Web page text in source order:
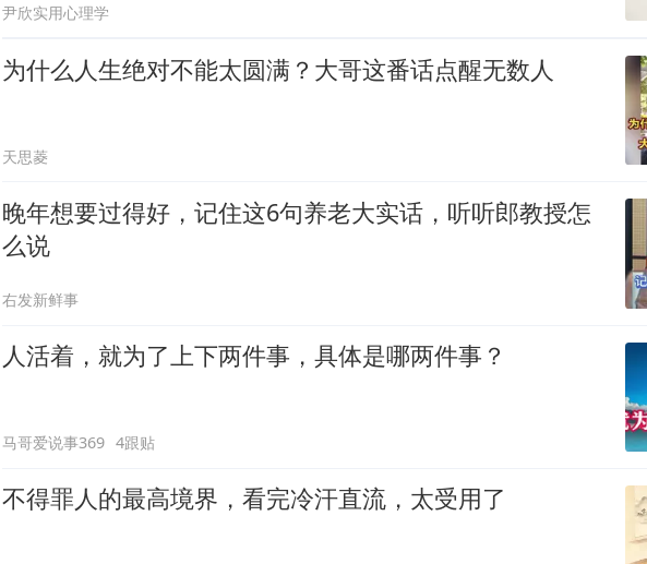
尹欣实用心理学
为什么人生绝对不能太圆满？大哥这番话点醒无数人
天思菱
晚年想要过得好，记住这6句养老大实话，听听郎教授怎
么说
右发新鲜事
人活着，就为了上下两件事，具体是哪两件事？
马哥爱说事369 4跟贴
不得罪人的最高境界，看完冷汗直流，太受用了